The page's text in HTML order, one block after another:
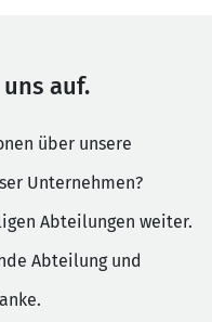
auf.
über unsere
Unternehmen?
Abteilungen weiter.
Abteilung und